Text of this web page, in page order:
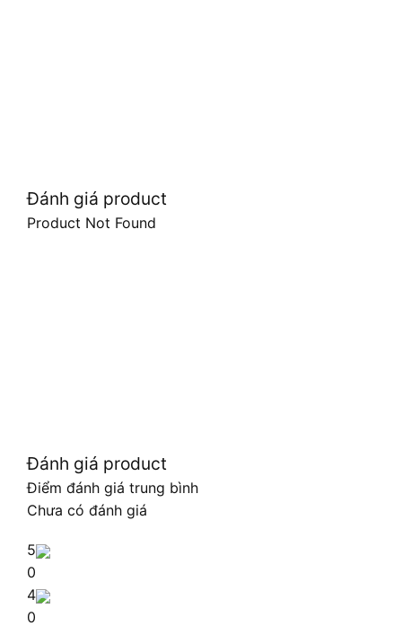
Đánh giá product
Product Not Found
Đánh giá product
Điểm đánh giá trung bình
Chưa có đánh giá
5
0
4
0